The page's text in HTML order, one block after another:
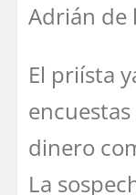
Adrián de
El priísta
dinero
La